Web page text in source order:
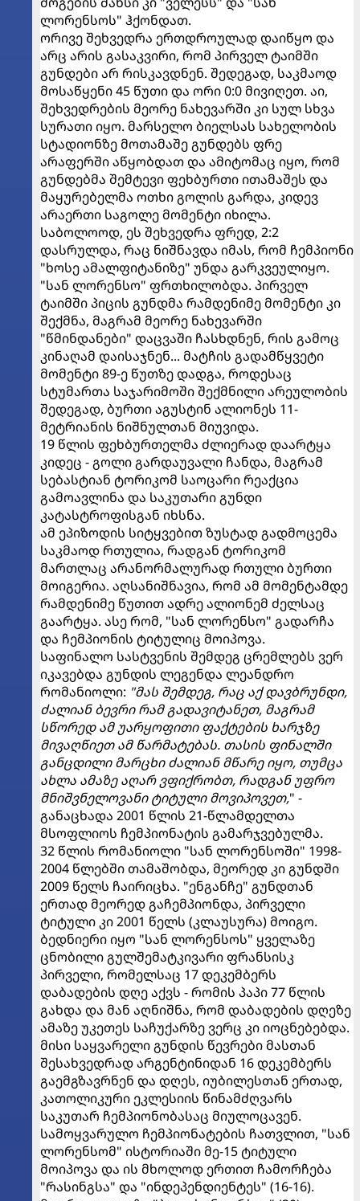
ლორენსოს" ჰქონდათ.
ორივე შეხვედრა ერთდროულად დაიწყო და
არც არის გასაკვირი, რომ პირველ ტაიმში
გუნდები არ რისკავდნენ. შედეგად, საკმაოდ
მოსაწყენი 45 წუთი და ორი 0:0 მივიღეთ. აი,
შეხვედრების მეორე ნახევარში კი სულ სხვა
სურათი იყო. მარსელო ბიელსას სახელობის
სტადიონზე მოთამაშე გუნდებს ფრე
არაფერში აწყობდათ და ამიტომაც იყო, რომ
გუნდებმა შემტევი ფეხბურთი ითამაშეს და
მაყურებელმა ოთხი გოლის გარდა, კიდევ
არაერთი საგოლე მომენტი იხილა.
საბოლოოდ, ეს შეხვედრა ფრედ, 2:2
დასრულდა, რაც ნიშნავდა იმას, რომ ჩემპიონი
"ხოსე ამალფიტანიზე" უნდა გარკვეულიყო.
"სან ლორენსო" ფრთხილობდა. პირველ
ტაიმში პიცის გუნდმა რამდენიმე მომენტი კი
შექმნა, მაგრამ მეორე ნახევარში
"წმინდანები" დაცვაში ჩასხდნენ, რის გამოც
კინაღამ დაისაჯნენ... მატჩის გადამწყვეტი
მომენტი 89-ე წუთზე დადგა, როდესაც
სტუმართა საჯარიმოში შექმნილი არეულობის
შედეგად, ბურთი აგუსტინ ალიონეს 11-
მეტრიანის ნიშნულთან მიუვიდა.
19 წლის ფეხბურთელმა ძლიერად დაარტყა
კიდეც - გოლი გარდაუვალი ჩანდა, მაგრამ
სებასტიან ტორიკომ საოცარი რეაქცია
გამოავლინა და საკუთარი გუნდი
კატასტროფისგან იხსნა.
ამ ეპიზოდის სიტყვებით ზუსტად გადმოცემა
საკმაოდ რთულია, რადგან ტორიკომ
მართლაც არანორმალურად რთული ბურთი
მოიგერია. აღსანიშნავია, რომ ამ მომენტამდე
რამდენიმე წუთით ადრე ალიონემ ძელსაც
გაარტყა. ასე რომ, "სან ლორენსო" გადარჩა
და ჩემპიონის ტიტულიც მოიპოვა.
საფინალო სასტვენის შემდეგ ცრემლებს ვერ
იკავებდა გუნდის ლეგენდა ლეანდრო
რომანიოლი: "მას შემდეგ, რაც აქ დავბრუნდი,
ძალიან ბევრი რამ გადავიტანეთ, მაგრამ
სწორედ ამ უარყოფითი ფაქტების ხარჯზე
მივაღწიეთ ამ წარმატებას. თასის ფინალში
განცდილი მარცხი ძალიან მწარე იყო, თუმცა
ახლა ამაზე აღარ ვფიქრობთ, რადგან უფრო
მნიშვნელოვანი ტიტული მოვიპოვეთ," -
განაცხადა 2001 წლის 21-წლამდელთა
მსოფლიოს ჩემპიონატის გამარჯვებულმა.
32 წლის რომანიოლი "სან ლორენსოში" 1998-
2004 წლებში თამაშობდა, მეორედ კი გუნდში
2009 წელს ჩაირიცხა. "ენგანჩე" გუნდთან
ერთად მეორედ გაჩემპიონდა, პირველი
ტიტული კი 2001 წელს (კლაუსურა) მოიგო.
ბედნიერი იყო "სან ლორენსოს" ყველაზე
ცნობილი გულშემატკივარი ფრანსისკ
პირველი, რომელსაც 17 დეკემბერს
დაბადების დღე აქვს - რომის პაპი 77 წლის
გახდა და მან აღნიშნა, რომ დაბადების დღეზე
ამაზე უკეთეს საჩუქარზე ვერც კი იოცნებებდა.
მისი საყვარელი გუნდის წევრები მასთან
შესახვედრად არგენტინიდან 16 დეკემბერს
გაემგზავრნენ და დღეს, იუბილესთან ერთად,
კათოლიკური ეკლესიის წინამძღვარს
საკუთარ ჩემპიონობასაც მიულოცავენ.
სამოყვარულო ჩემპიონატების ჩათვლით, "სან
ლორენსომ" ისტორიაში მე-15 ტიტული
მოიპოვა და ის მხოლოდ ერთით ჩამორჩება
"რასინგსა" და "ინდეპენდიენტეს" (16-16).